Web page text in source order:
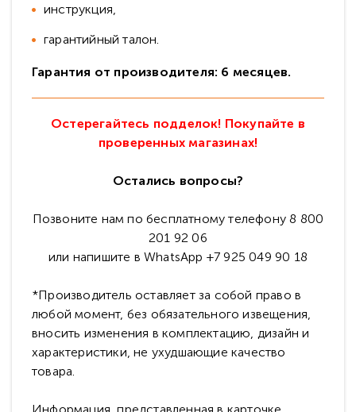
инструкция,
гарантийный талон.
Гарантия от производителя: 6 месяцев.
Остерегайтесь подделок! Покупайте в
проверенных магазинах!
Остались вопросы?
Позвоните нам по бесплатному телефону 8 800
201 92 06
или напишите в WhatsApp +7 925 049 90 18
*Производитель оставляет за собой право в
любой момент, без обязательного извещения,
вносить изменения в комплектацию, дизайн и
характеристики, не ухудшающие качество
товара.
Информация, представленная в карточке